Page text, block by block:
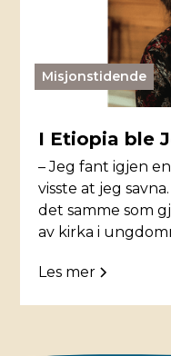
Misjonstidende
I Etiopia ble
– Jeg fant igjen
visste at jeg
det samme som
av kirka i
Les mer